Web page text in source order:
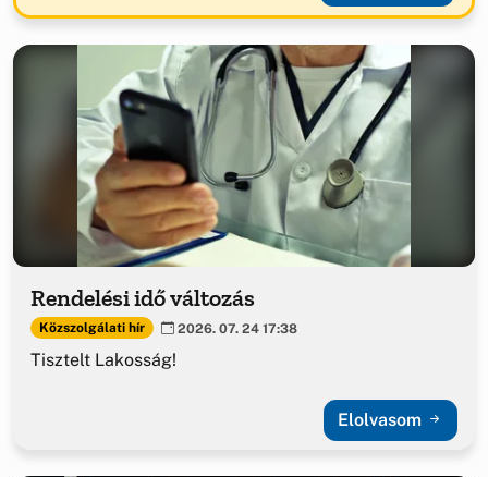
Rendelési idő változás
Közszolgálati hír 2026. 07. 24 17:38
Tisztelt Lakosság!
Elolvasom